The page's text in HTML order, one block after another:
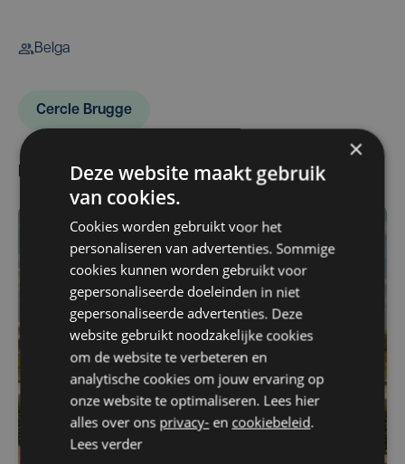
Belga
Cercle Brugge
Meest gelezen
×
Deze website maakt gebruik
van cookies.
Cookies worden gebruikt voor het
personaliseren van advertenties. Sommige
cookies kunnen worden gebruikt voor
gepersonaliseerde doeleinden in niet
gepersonaliseerde advertenties. Deze
website gebruikt noodzakelijke cookies
om de website te verbeteren en
analytische cookies om jouw ervaring op
onze website te optimaliseren. Lees hier
alles over ons privacy- en cookiebeleid.
Lees verder